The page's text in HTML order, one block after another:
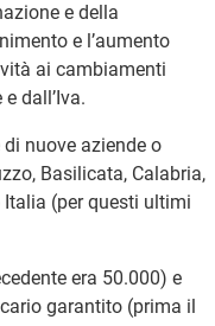
e della
e l’aumento
ai cambiamenti
dall’Iva.
nuove aziende o
Basilicata, Calabria,
Italia (per questi ultimi
era 50.000) e
garantito (prima il